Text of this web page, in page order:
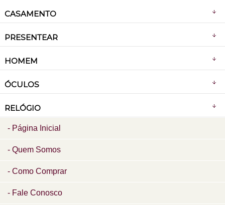
CASAMENTO
PRESENTEAR
HOMEM
ÓCULOS
RELÓGIO
Página Inicial
Quem Somos
Como Comprar
Fale Conosco